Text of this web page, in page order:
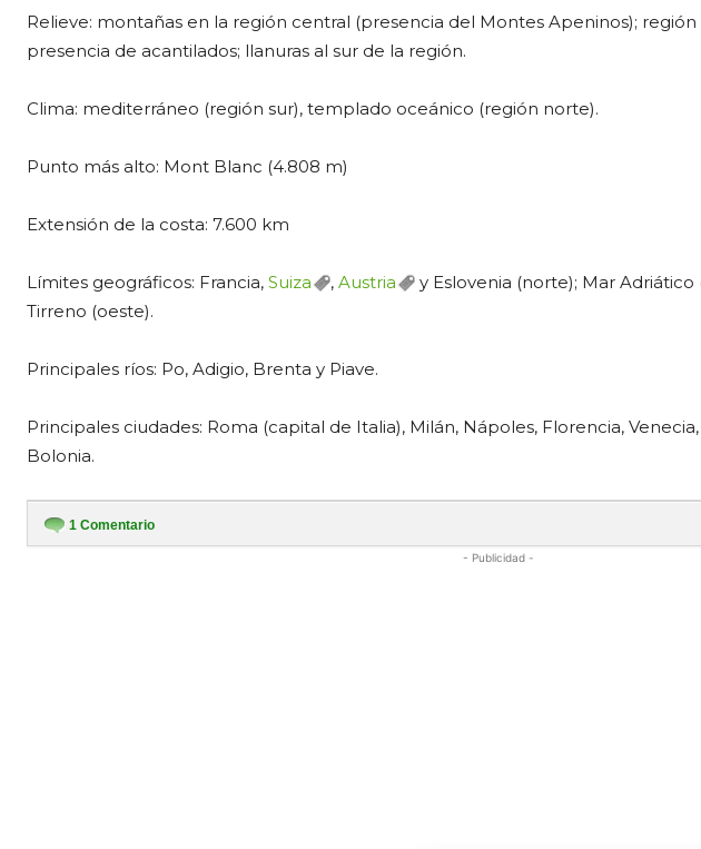
Relieve: montañas en la región central (presencia del Montes Apeninos);
presencia de acantilados; llanuras al sur de la región.
Clima: mediterráneo (región sur), templado oceánico (región norte).
Punto más alto: Mont Blanc (4.808 m)
Extensión de la costa: 7.600 km
Límites geográficos: Francia, Suiza , Austria
y Eslovenia (norte); Mar
Tirreno (oeste).
Principales ríos: Po, Adigio, Brenta y Piave.
Principales ciudades: Roma (capital de Italia), Milán, Nápoles, Florencia,
Bolonia.
1 Comentario
- Publicidad -